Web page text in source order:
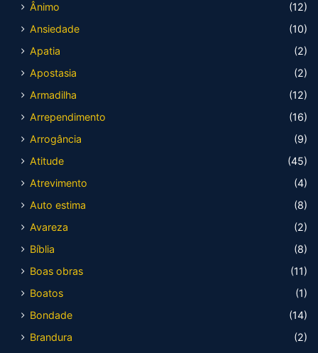
Ânimo
(12)
Ansiedade
(10)
Apatia
(2)
Apostasia
(2)
Armadilha
(12)
Arrependimento
(16)
Arrogância
(9)
Atitude
(45)
Atrevimento
(4)
Auto estima
(8)
Avareza
(2)
Bíblia
(8)
Boas obras
(11)
Boatos
(1)
Bondade
(14)
Brandura
(2)